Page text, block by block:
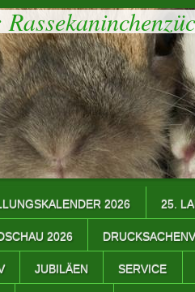
2026 25.
2026
JUBILÄEN SERVICE